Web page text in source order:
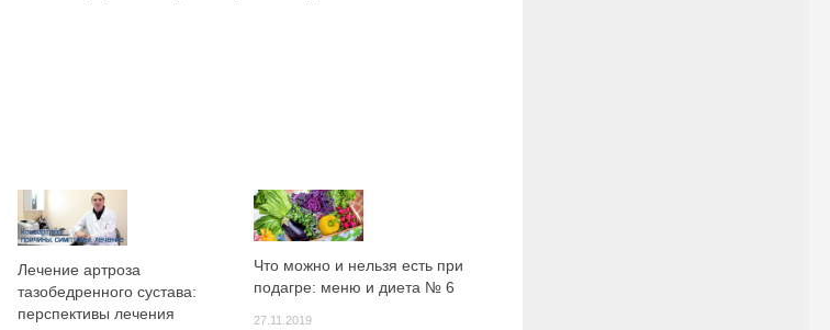
Лечение артроза
тазобедренного сустава:
перспективы лечения
Что можно и нельзя есть при
подагре: меню и диета № 6
27.11.2019